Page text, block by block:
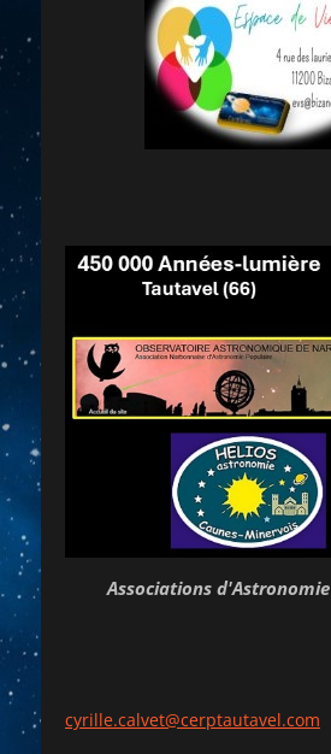
Associations
cyrille.calvet@cerptautavel.com